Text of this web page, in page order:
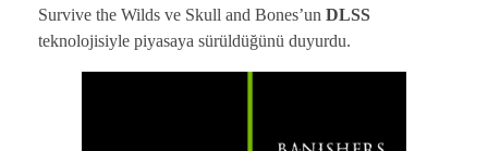
Survive the Wilds ve Skull and Bones’un DLSS
teknolojisiyle piyasaya sürüldüğünü duyurdu.